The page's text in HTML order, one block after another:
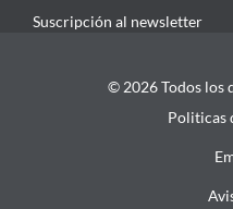
Suscripción al newsletter
© 2026 Todos los
Politicas